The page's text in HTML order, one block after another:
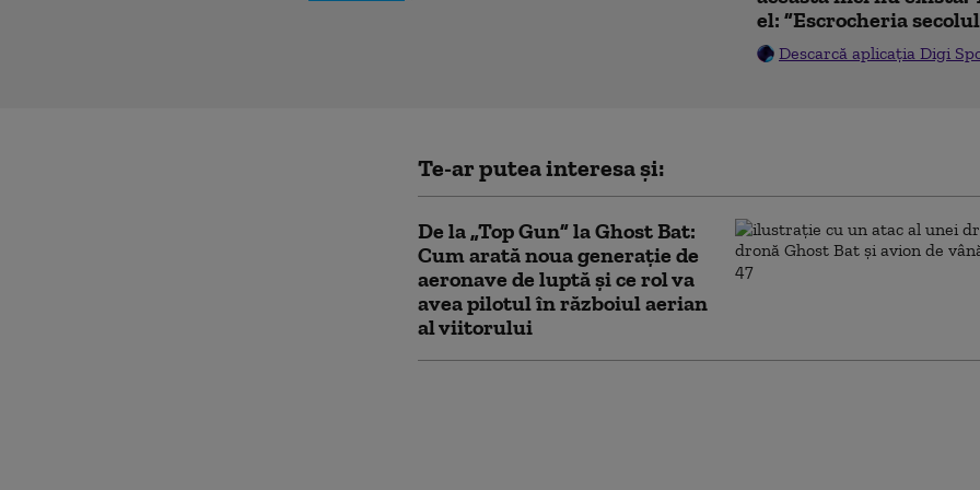
el: ”Escrocheria
Descarcă aplicația Digi
Te-ar putea interesa și:
De la „Top Gun” la Ghost Bat:
Cum arată noua generație de
aeronave de luptă și ce rol va
avea pilotul în războiul aerian
al viitorului